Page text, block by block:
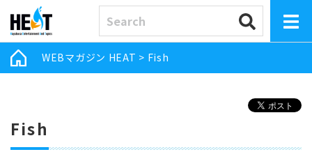
WEBマガジン HEAT > Fish
Fish